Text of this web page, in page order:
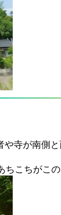
寺が南側
こちがこの